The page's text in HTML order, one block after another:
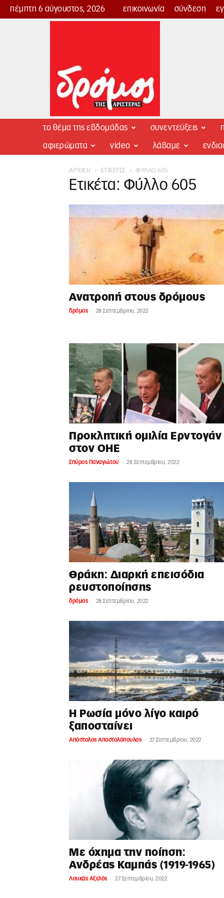
πέμπτη 6 αύγουστος, 2026 επικοινωνία σύνδεση
Δρόμος
το θέμα της εβδομάδας συνεντεύξεις
αφιερώματα video λάβαμε
ΑΡΧΙΚΉ ΕΤΙΚΈΤΕΣ ΦΎΛΛΟ 605
Ετικέτα: Φύλλο 605
Ανατροπή στους δρόμους
δρόμος - 28 Σεπτεμβρίου, 2022
Προκλητική ομιλία Ερντογάν
στον ΟΗΕ
Σπύρος Παναγιώτου - 28 Σεπτεμβρίου, 2022
Θράκη: Διαρκή επεισόδια
ρευστοποίησης
δρόμος - 28 Σεπτεμβρίου, 2022
Η Ρωσία μόνο λίγο καιρό
ξαποσταίνει
Απόστολος Αποστολόπουλος - 27 Σεπτεμβρίου, 2022
Με όχημα την ποίηση:
Ανδρέας Καμπάς (1919-1965)
Λουκάς Αξελός - 27 Σεπτεμβρίου, 2022